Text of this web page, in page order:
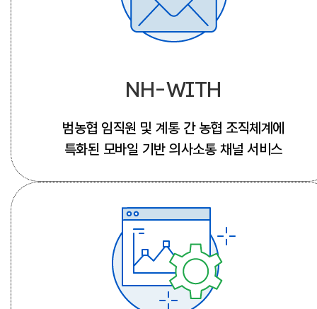
NH-WITH
범농협 임직원 및 계통 간 농협 조직체계에
특화된 모바일 기반 의사소통 채널 서비스